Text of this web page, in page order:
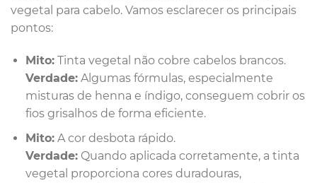
vegetal para cabelo. Vamos esclarecer os principais
pontos:
Mito:Tinta vegetal não cobre cabelos brancos.
Verdade:Algumas fórmulas, especialmente
misturas de henna e índigo, conseguem cobrir os
fios grisalhos de forma eficiente.
Mito:A cor desbota rápido.
Verdade:Quando aplicada corretamente, a tinta
vegetal proporciona cores duradouras,